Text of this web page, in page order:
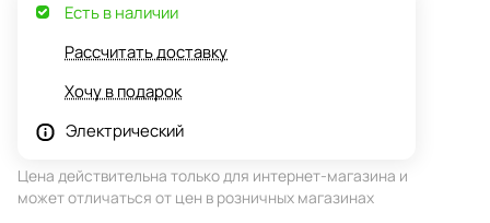
Есть в наличии
Рассчитать доставку
Хочу в подарок
Электрический
Цена действительна только для интернет-магазина и
может отличаться от цен в розничных магазинах